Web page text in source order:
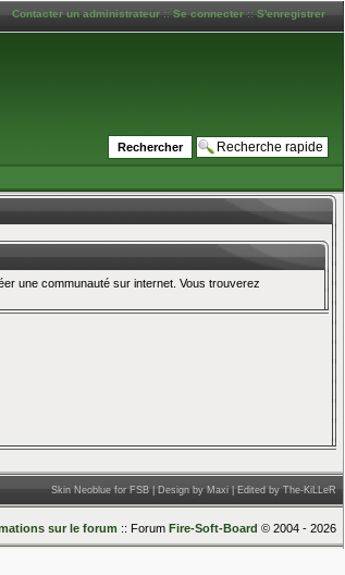
Contacter un administrateur::Se connecter::S'enregistrer
une communauté sur internet. Vous trouverez
Skin Neoblue for FSB | Design by Maxi | Edited by The-KiLLeR
sur le forum :: Forum Fire-Soft-Board © 2004 - 2026